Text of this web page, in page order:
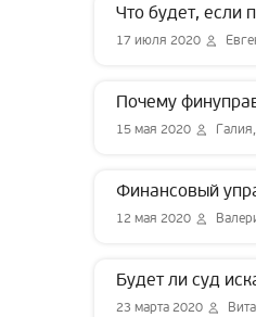
Что будет, если
17 июля 2020
Почему
15 мая 2020
Финансовый
12 мая 2020
Будет ли суд
23 марта 2020